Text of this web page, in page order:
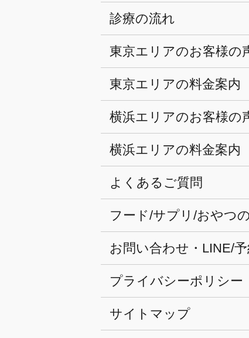
診療の流れ
東京エリアのお客様の
東京エリアの料金案内
横浜エリアのお客様の
横浜エリアの料金案内
よくあるご質問
フード/サプリ/おやつ
お問い合わせ・LINE/
プライバシーポリシー
サイトマップ